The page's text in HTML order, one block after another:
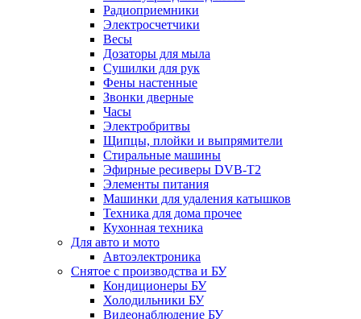
Радиоприемники
Электросчетчики
Весы
Дозаторы для мыла
Сушилки для рук
Фены настенные
Звонки дверные
Часы
Электробритвы
Щипцы, плойки и выпрямители
Стиральные машины
Эфирные ресиверы DVB-T2
Элементы питания
Машинки для удаления катышков
Техника для дома прочее
Кухонная техника
Для авто и мото
Автоэлектроника
Снятое с производства и БУ
Кондиционеры БУ
Холодильники БУ
Видеонаблюдение БУ